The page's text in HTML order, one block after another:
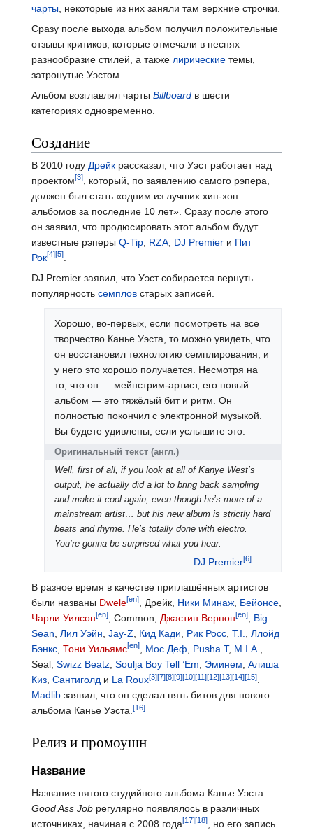
чарты , некоторые из них заняли там верхние строчки.
Сразу после выхода альбом получил положительные
отзывы критиков, которые отмечали в песнях
разнообразие стилей, а также лирические темы,
затронутые Уэстом.
Альбом возглавлял чарты Billboard в шести
категориях одновременно.
Создание
В 2010 году Дрейк рассказал, что Уэст работает над
проектом
, который, по заявлению самого рэпера,
должен был стать «одним из лучших хип-хоп
альбомов за последние 10 лет». Сразу после этого
он заявил, что продюсировать этот альбом будут
известные рэперы Q-Tip RZA DJ Premier и Пит
Рок
DJ Premier заявил, что Уэст собирается вернуть
популярность семплов старых записей.
Хорошо, во-первых, если посмотреть на все
творчество Канье Уэста, то можно увидеть, что
он восстановил технологию семплирования, и
у него это хорошо получается. Несмотря на
то, что он — мейнстрим-артист, его новый
альбом — это тяжёлый бит и ритм. Он
полностью покончил с электронной музыкой.
Вы будете удивлены, если услышите это.
Оригинальный текст (англ.)
Well, first of all, if you look at all of Kanye West’s
output, he actually did a lot to bring back sampling
and make it cool again, even though he’s more of a
mainstream artist… but his new album is strictly hard
beats and rhyme. He’s totally done with electro.
You’re gonna be surprised what you hear.
— DJ Premier
В разное время в качестве приглашённых артистов
были названы Dwele[en] , Дрейк, Ники Минаж Бейонсе
Чарли Уилсон[en] , Common, Джастин Вернон[en]
Big
Sean Лил Уэйн Jay-Z Кид Кади Рик Росс T.I.
Ллойд
Бэнкс Тони Уильямс[en] Мос Деф Pusha T, M.I.A.
Seal, Swizz Beatz Soulja Boy Tell ’Em Эминем Алиша
Киз Сантиголд и La Roux
Madlib заявил, что он сделал пять битов для нового
альбома Канье Уэста.
Релиз и промоушн
Название
Название пятого студийного альбома Канье Уэста
Good Ass Job регулярно появлялось в различных
источниках, начиная с 2008 года
, но его запись